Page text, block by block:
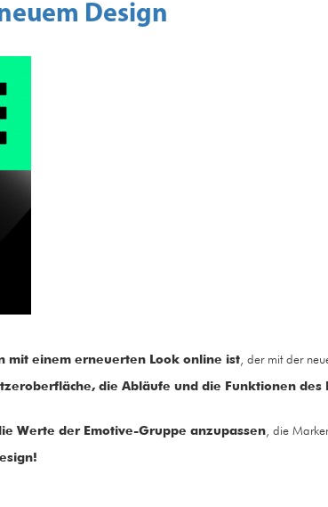
Design
mit einem erneuerten Look online ist , der mit der
die Abläufe und die Funktionen des
Werte der Emotive-Gruppe anzupassen , die